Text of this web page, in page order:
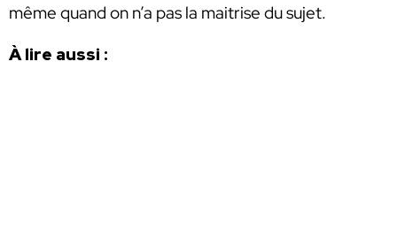
même quand on n’a pas la maitrise du sujet.
À lire aussi :